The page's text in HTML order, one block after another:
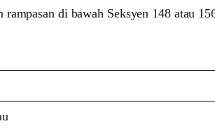
di bawah Seksyen 148 atau